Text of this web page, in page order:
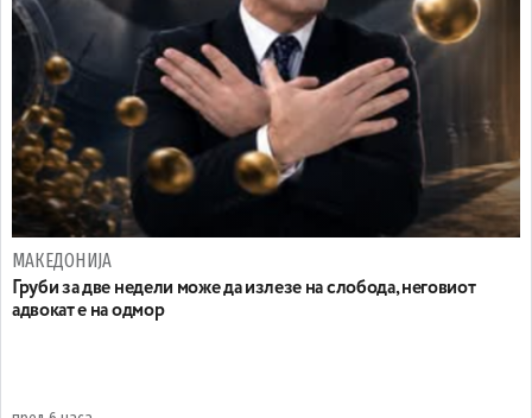
МАКЕДОНИЈА
Груби за две недели може да излезе на слобода, неговиот
адвокат е на одмор